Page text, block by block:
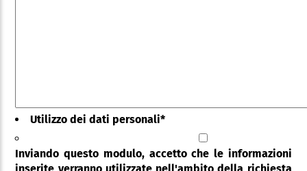
Utilizzo dei dati personali*
Inviando questo modulo, accetto che le informazioni